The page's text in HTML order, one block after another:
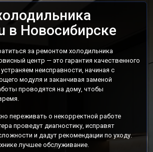
в Новосибирске
за ремонтом холодильника
центр — это гарантия качественного
неисправности, начиная с
модуля и заканчивая заменой
проводятся на дому, чтобы
переживать о некорректной работе
проведут диагностику, исправят
и дадут рекомендации по уходу.
лучшее обслуживание.